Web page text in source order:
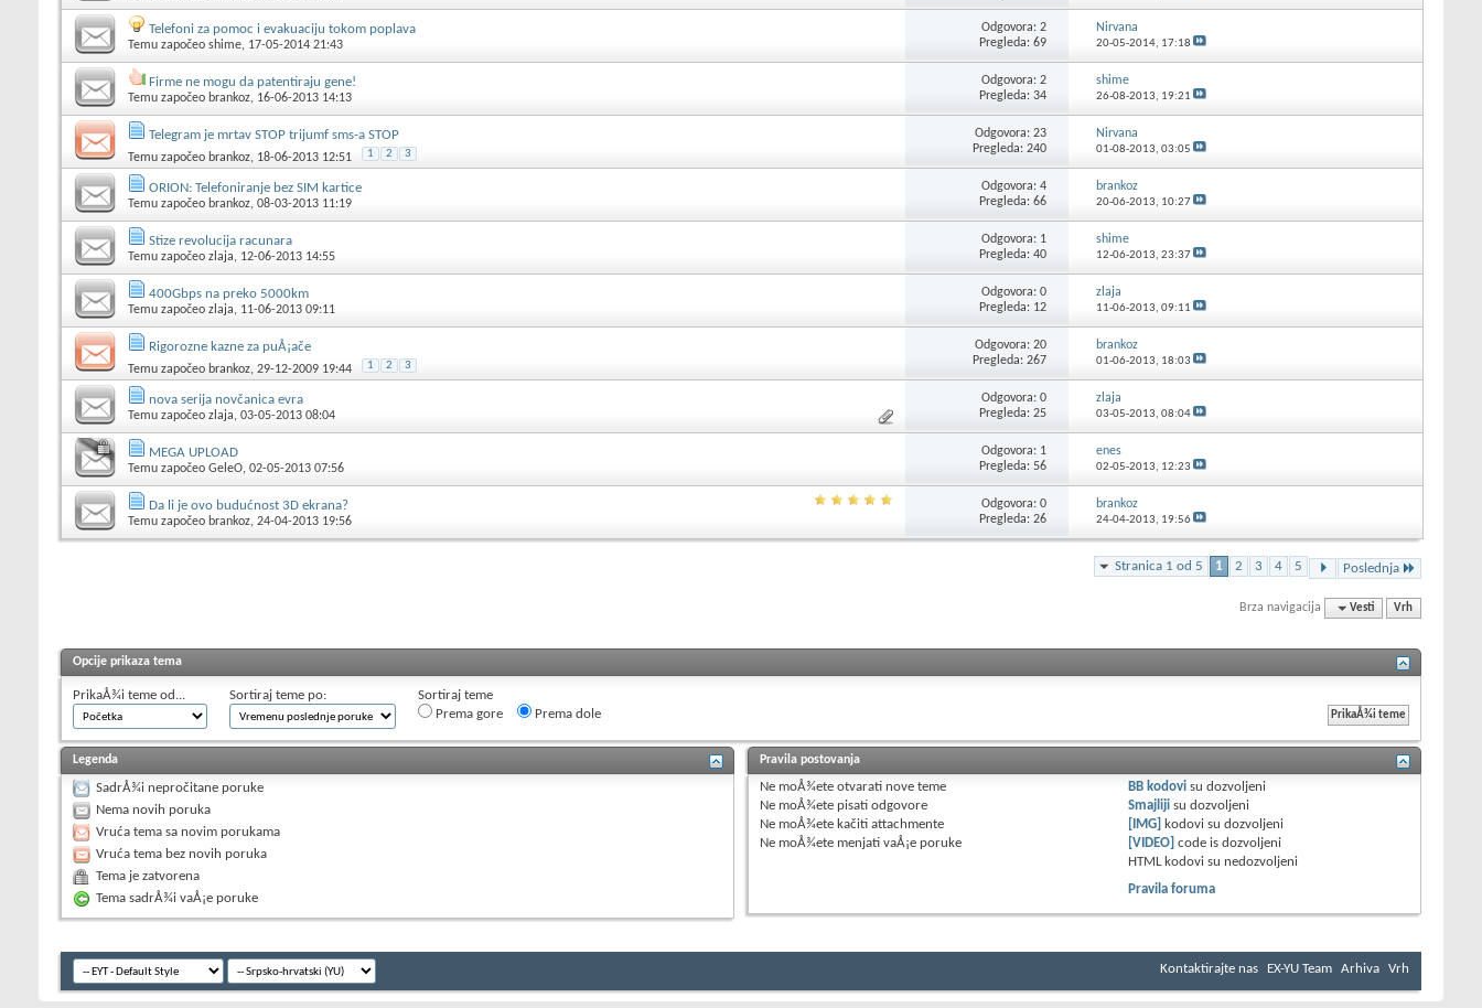
Telefoni za pomoc i evakuaciju tokom poplava
Temu započeo shime, 17-05-2014 21:43
Odgovora: 2
Pregleda: 69
Nirvana
20-05-2014, 17:18
Firme ne mogu da patentiraju gene!
Temu započeo brankoz, 16-06-2013 14:13
Odgovora: 2
Pregleda: 34
shime
26-08-2013, 19:21
Telegram je mrtav STOP trijumf sms-a STOP
Temu započeo brankoz, 18-06-2013 12:51 1 2 3
Odgovora: 23
Pregleda: 240
Nirvana
01-08-2013, 03:05
ORION: Telefoniranje bez SIM kartice
Temu započeo brankoz, 08-03-2013 11:19
Odgovora: 4
Pregleda: 66
brankoz
20-06-2013, 10:27
Stize revolucija racunara
Temu započeo zlaja, 12-06-2013 14:55
Odgovora: 1
Pregleda: 40
shime
12-06-2013, 23:37
400Gbps na preko 5000km
Temu započeo zlaja, 11-06-2013 09:11
Odgovora: 0
Pregleda: 12
zlaja
11-06-2013, 09:11
Rigorozne kazne za puÅ¡ače
Temu započeo brankoz, 29-12-2009 19:44 1 2 3
Odgovora: 20
Pregleda: 267
brankoz
01-06-2013, 18:03
nova serija novčanica evra
Temu započeo zlaja, 03-05-2013 08:04
Odgovora: 0
Pregleda: 25
zlaja
03-05-2013, 08:04
MEGA UPLOAD
Temu započeo GeleO, 02-05-2013 07:56
Odgovora: 1
Pregleda: 56
enes
02-05-2013, 12:23
Da li je ovo budućnost 3D ekrana?
Temu započeo brankoz, 24-04-2013 19:56
Odgovora: 0
Pregleda: 26
brankoz
24-04-2013, 19:56
Stranica 1 od 5 1 2 3 4 5 Poslednja
Brza navigacija Vesti Vrh
Opcije prikaza tema
PrikaÅ¾i teme od... Sortiraj teme po:
Sortiraj teme
Prema gore
Prema dole
Legenda
SadrÅ¾i nepročitane poruke
Nema novih poruka
Vruća tema sa novim porukama
Vruća tema bez novih poruka
Tema je zatvorena
Tema sadrÅ¾i vaÅ¡e poruke
Pravila postovanja
Ne moÅ¾ete otvarati nove teme
Ne moÅ¾ete pisati odgovore
Ne moÅ¾ete kačiti attachmente
Ne moÅ¾ete menjati vaÅ¡e poruke
BB kodovi sudozvoljeni
Smajliji sudozvoljeni
[IMG] kodovi sudozvoljeni
[VIDEO] code isdozvoljeni
HTML kodovi su nedozvoljeni
Pravila foruma
Kontaktirajte nas EX-YU Team Arhiva Vrh